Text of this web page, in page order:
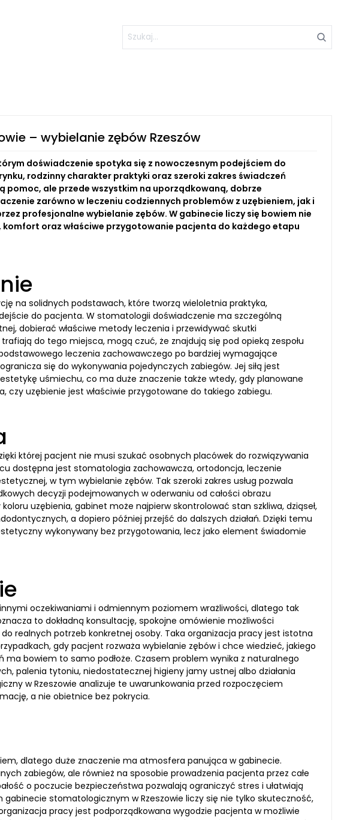
– wybielanie zębów Rzeszów
doświadczenie spotyka się z nowoczesnym podejściem do
rodzinny charakter praktyki oraz szeroki zakres świadczeń
ale przede wszystkim na uporządkowaną, dobrze
zarówno w leczeniu codziennych problemów z uzębieniem, jak i
profesjonalne wybielanie zębów. W gabinecie liczy się bowiem nie
oraz właściwe przygotowanie pacjenta do każdego etapu
na solidnych podstawach, które tworzą wieloletnia praktyka,
do pacjenta. W stomatologii doświadczenie ma szczególną
dobierać właściwe metody leczenia i przewidywać skutki
do tego miejsca, mogą czuć, że znajdują się pod opieką zespołu
leczenia zachowawczego po bardziej wymagające
się do wykonywania pojedynczych zabiegów. Jej siłą jest
uśmiechu, co ma duże znaczenie także wtedy, gdy planowane
uzębienie jest właściwie przygotowane do takiego zabiegu.
której pacjent nie musi szukać osobnych placówek do rozwiązywania
dostępna jest stomatologia zachowawcza, ortodoncja, leczenie
w tym wybielanie zębów. Tak szeroki zakres usług pozwala
decyzji podejmowanych w oderwaniu od całości obrazu
uzębienia, gabinet może najpierw skontrolować stan szkliwa, dziąseł,
a dopiero później przejść do dalszych działań. Dzięki temu
wykonywany bez przygotowania, lecz jako element świadomie
oczekiwaniami i odmiennym poziomem wrażliwości, dlatego tak
to dokładną konsultację, spokojne omówienie możliwości
realnych potrzeb konkretnej osoby. Taka organizacja pracy jest istotna
gdy pacjent rozważa wybielanie zębów i chce wiedzieć, jakiego
ma bowiem to samo podłoże. Czasem problem wynika z naturalnego
palenia tytoniu, niedostatecznej higieny jamy ustnej albo działania
w Rzeszowie analizuje te uwarunkowania przed rozpoczęciem
a nie obietnice bez pokrycia.
dlatego duże znaczenie ma atmosfera panująca w gabinecie.
zabiegów, ale również na sposobie prowadzenia pacjenta przez całe
o poczucie bezpieczeństwa pozwalają ograniczyć stres i ułatwiają
stomatologicznym w Rzeszowie liczy się nie tylko skuteczność,
pracy jest podporządkowana wygodzie pacjenta w możliwie